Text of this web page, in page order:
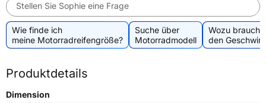
Stellen Sie Sophie eine Frage
Wie finde ich
meine Motorradreifengröße?
Suche über
Motorradmodell
Wozu
den
Produktdetails
Dimension